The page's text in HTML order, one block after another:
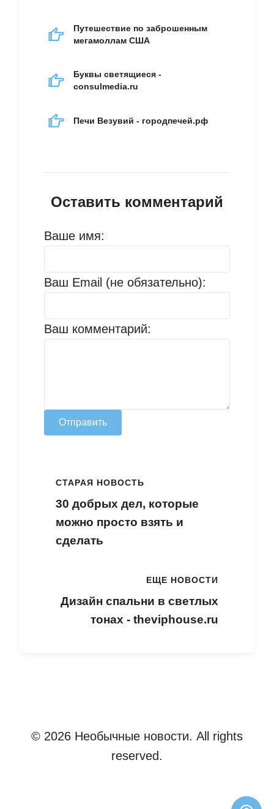
Путешествие по заброшенным
мегамоллам США
Буквы светящиеся -
consulmedia.ru
Печи Везувий - городпечей.рф
Оставить комментарий
Ваше имя:
Ваш Email (не обязательно):
Ваш комментарий:
Отправить
СТАРАЯ НОВОСТЬ
30 добрых дел, которые
можно просто взять и
сделать
ЕЩЕ НОВОСТИ
Дизайн спальни в светлых
тонах - theviphouse.ru
© 2026 Необычные новости. All rights
reserved.